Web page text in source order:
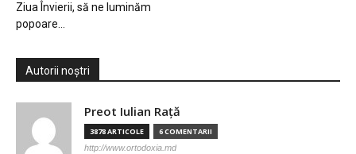
Ziua Învierii, să ne luminăm
popoare…
Autorii noștri
Preot Iulian Raţă
3878 ARTICOLE 6 COMENTARII
http://www.ortodoxia.md